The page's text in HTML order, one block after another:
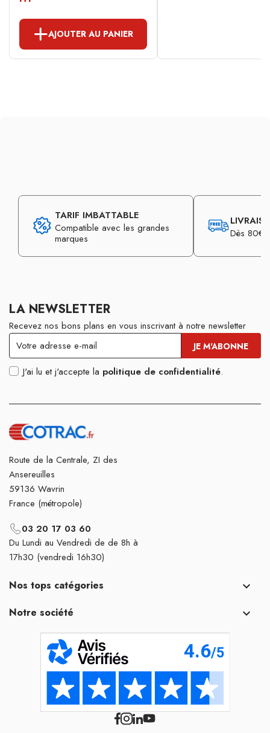
AJOUTER AU PANIER
TARIF IMBATTABLE
Compatible avec les grandes
marques
Dès 80€
LA NEWSLETTER
Recevez nos bons plans en vous inscrivant à notre newsletter
J'ai lu et j'accepte la politique de confidentialité.
Route de la Centrale, ZI des
Ansereuilles
59136 Wavrin
France (métropole)
03 20 17 03 60
Du Lundi au Vendredi de de 8h à
17h30 (vendredi 16h30)
Nos tops catégories 
Notre société 